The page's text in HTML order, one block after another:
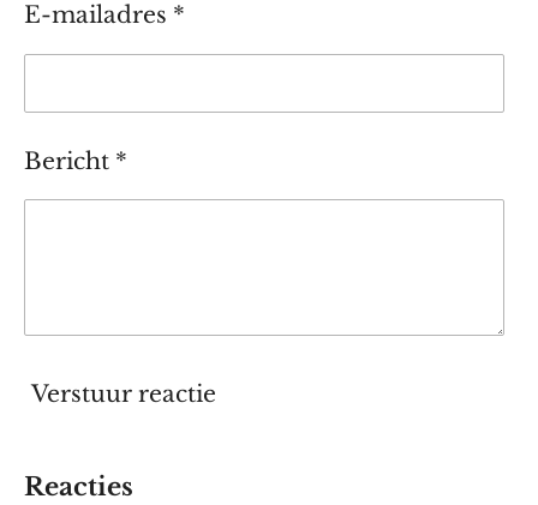
E-mailadres *
Bericht *
Verstuur reactie
Reacties